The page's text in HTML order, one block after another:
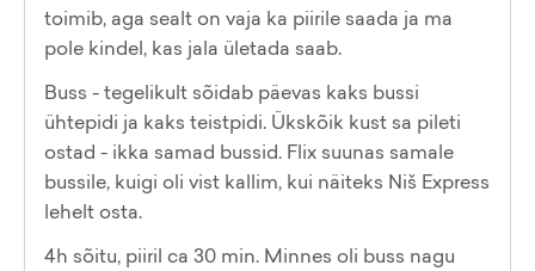
toimib, aga sealt on vaja ka piirile saada ja ma
pole kindel, kas jala ületada saab.
Buss - tegelikult sõidab päevas kaks bussi
ühtepidi ja kaks teistpidi. Ükskõik kust sa pileti
ostad - ikka samad bussid. Flix suunas samale
bussile, kuigi oli vist kallim, kui näiteks Niš Express
lehelt osta.
4h sõitu, piiril ca 30 min. Minnes oli buss nagu